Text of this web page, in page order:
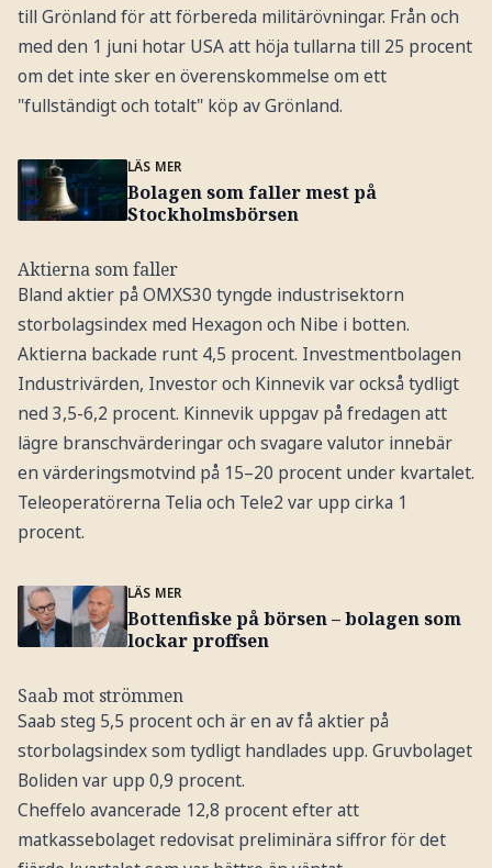
till Grönland för att förbereda militärövningar. Från och
med den 1 juni hotar USA att höja tullarna till 25 procent
om det inte sker en överenskommelse om ett
"fullständigt och totalt" köp av Grönland.
LÄS MER
Bolagen som faller mest på
Stockholmsbörsen
Aktierna som faller
Bland aktier på OMXS30 tyngde industrisektorn
storbolagsindex med Hexagon och Nibe i botten.
Aktierna backade runt 4,5 procent. Investmentbolagen
Industrivärden, Investor och Kinnevik var också tydligt
ned 3,5-6,2 procent. Kinnevik uppgav på fredagen att
lägre branschvärderingar och svagare valutor innebär
en värderingsmotvind på 15–20 procent under kvartalet.
Teleoperatörerna Telia och Tele2 var upp cirka 1
procent.
LÄS MER
Bottenfiske på börsen – bolagen som
lockar proffsen
Saab mot strömmen
Saab steg 5,5 procent och är en av få aktier på
storbolagsindex som tydligt handlades upp. Gruvbolaget
Boliden var upp 0,9 procent.
Cheffelo avancerade 12,8 procent efter att
matkassebolaget redovisat preliminära siffror för det